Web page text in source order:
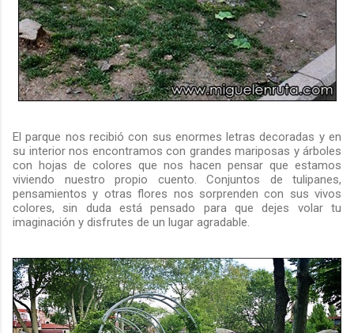
El parque nos recibió con sus enormes letras decoradas y en
su interior nos encontramos con grandes mariposas y árboles
con hojas de colores que nos hacen pensar que estamos
viviendo nuestro propio cuento. Conjuntos de tulipanes,
pensamientos y otras flores nos sorprenden con sus vivos
colores, sin duda está pensado para que dejes volar tu
imaginación y disfrutes de un lugar agradable.